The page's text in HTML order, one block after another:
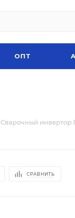
ОПТ
Сварочный инвертор
СРАВНИТЬ